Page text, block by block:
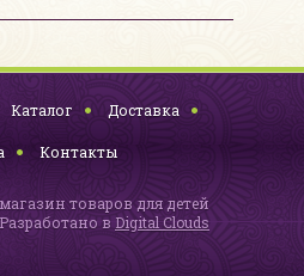
Каталог Доставка
Контакты
товаров для детей
Разработано в Digital Clouds